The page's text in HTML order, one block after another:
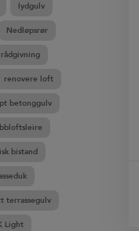
lydgulv
Nedløpsrør
rådgivning
renovere loft
betonggulv
bistand
terrassegulv
Light